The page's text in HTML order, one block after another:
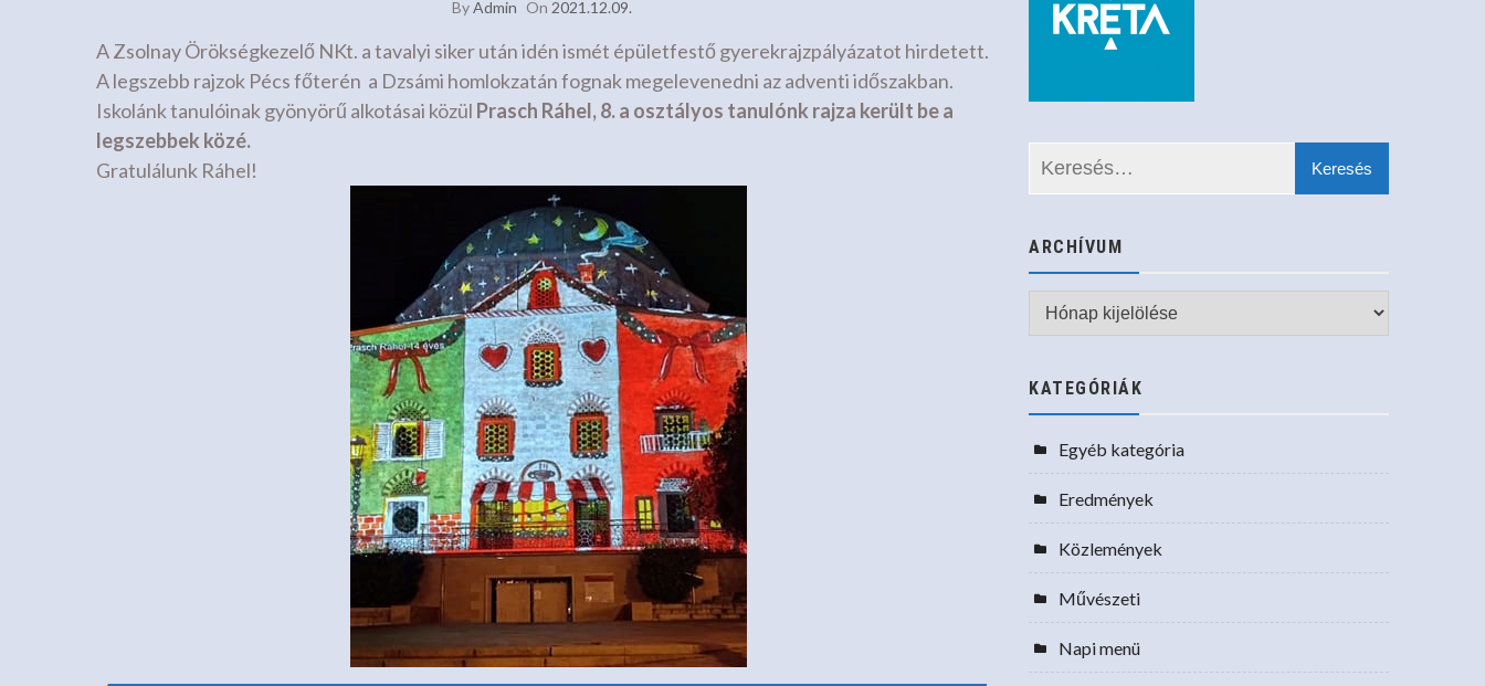
ByAdmin On 2021.12.09.
A Zsolnay Örökségkezelő NKt. a tavalyi siker után idén ismét épületfestő gyerekrajzpályázatot hirdetett.
A legszebb rajzok Pécs főterén a Dzsámi homlokzatán fognak megelevenedni az adventi időszakban.
Iskolánk tanulóinak gyönyörű alkotásai közül Prasch Ráhel, 8. a osztályos tanulónk rajza került be a
legszebbek közé.
Gratulálunk Ráhel!
ARCHÍVUM
Archívum
KATEGÓRIÁK
Egyéb kategória
Eredmények
Közlemények
Művészeti
Napi menü